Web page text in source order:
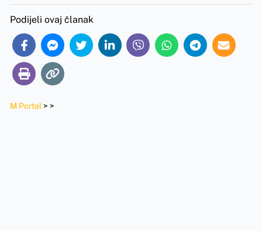
Podijeli ovaj članak
M Portal > >